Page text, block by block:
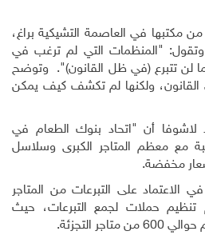
مكتبها في العاصمة التشيكية براغ،
"المنظمات التي لم ترغب في
لن تتبرع (في ظل القانون)". وتوضح
القانون، ولكنها لم تكشف كيف يمكن
أن "اتحاد بنوك الطعام في
مع معظم المتاجر الكبرى وسلاسل
مخفضة.
الاعتماد على التبرعات من المتاجر
حملات لجمع التبرعات، حيث
التجزئة.